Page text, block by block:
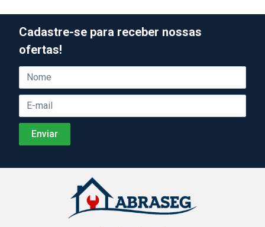
Cadastre-se para receber nossas
ofertas!